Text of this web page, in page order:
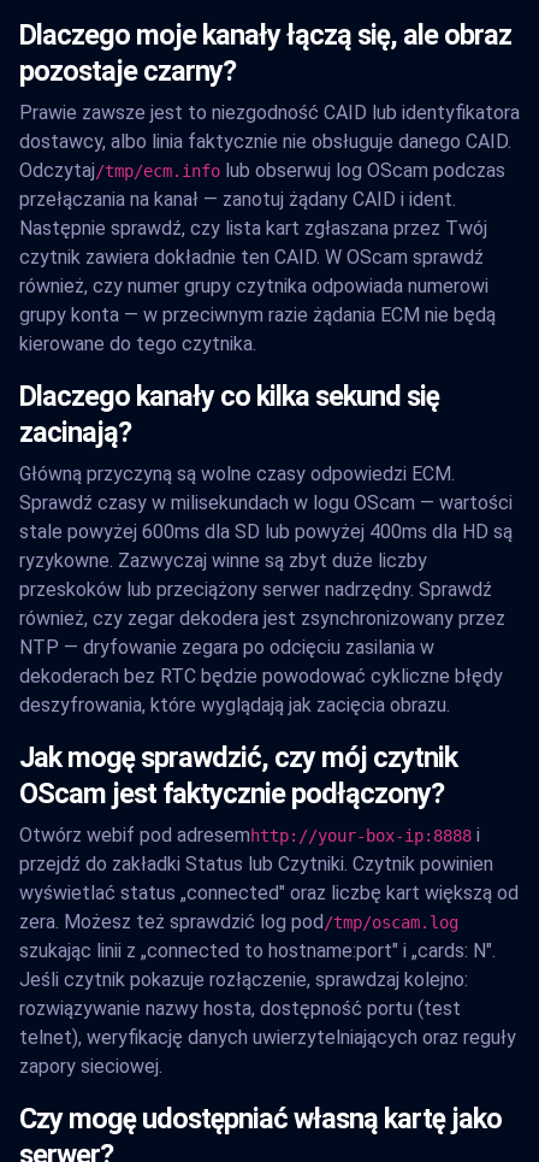
Dlaczego moje kanały łączą się, ale obraz
pozostaje czarny?
Prawie zawsze jest to niezgodność CAID lub identyfikatora
dostawcy, albo linia faktycznie nie obsługuje danego CAID.
Odczytaj/tmp/ecm.info lub obserwuj log OScam podczas
przełączania na kanał — zanotuj żądany CAID i ident.
Następnie sprawdź, czy lista kart zgłaszana przez Twój
czytnik zawiera dokładnie ten CAID. W OScam sprawdź
również, czy numer grupy czytnika odpowiada numerowi
grupy konta — w przeciwnym razie żądania ECM nie będą
kierowane do tego czytnika.
Dlaczego kanały co kilka sekund się
zacinają?
Główną przyczyną są wolne czasy odpowiedzi ECM.
Sprawdź czasy w milisekundach w logu OScam — wartości
stale powyżej 600ms dla SD lub powyżej 400ms dla HD są
ryzykowne. Zazwyczaj winne są zbyt duże liczby
przeskoków lub przeciążony serwer nadrzędny. Sprawdź
również, czy zegar dekodera jest zsynchronizowany przez
NTP — dryfowanie zegara po odcięciu zasilania w
dekoderach bez RTC będzie powodować cykliczne błędy
deszyfrowania, które wyglądają jak zacięcia obrazu.
Jak mogę sprawdzić, czy mój czytnik
OScam jest faktycznie podłączony?
Otwórz webif pod adresemhttp://your-box-ip:8888 i
przejdź do zakładki Status lub Czytniki. Czytnik powinien
wyświetlać status „connected" oraz liczbę kart większą od
zera. Możesz też sprawdzić log pod/tmp/oscam.log
szukając linii z „connected to hostname:port" i „cards: N".
Jeśli czytnik pokazuje rozłączenie, sprawdzaj kolejno:
rozwiązywanie nazwy hosta, dostępność portu (test
telnet), weryfikację danych uwierzytelniających oraz reguły
zapory sieciowej.
Czy mogę udostępniać własną kartę jako
serwer?